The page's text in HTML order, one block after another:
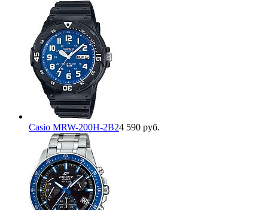
Casio MRW-200H-2B24 590 руб.